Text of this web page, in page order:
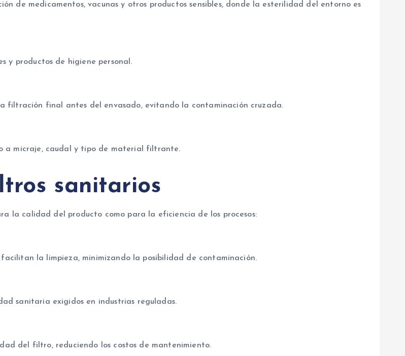
de medicamentos, vacunas y otros productos sensibles, donde la esterilidad del entorno es
y productos de higiene personal.
filtración final antes del envasado, evitando la contaminación cruzada.
a micraje, caudal y tipo de material filtrante.
sanitarios
la calidad del producto como para la eficiencia de los procesos:
la limpieza, minimizando la posibilidad de contaminación.
sanitaria exigidos en industrias reguladas.
del filtro, reduciendo los costos de mantenimiento.